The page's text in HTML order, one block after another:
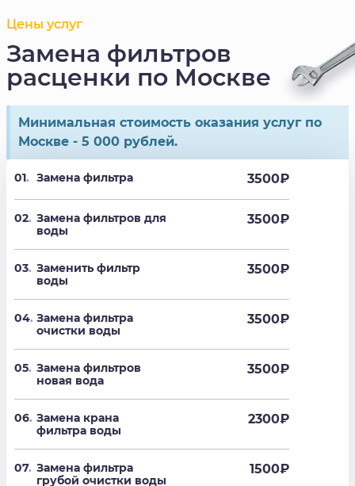
Цены услуг
Замена фильтров
расценки по Москве
Минимальная стоимость оказания услуг по
Москве - 5 000 рублей.
01. Замена фильтра 3500₽
02. Замена фильтров для
воды
3500₽
03. Заменить фильтр
воды
3500₽
04. Замена фильтра
очистки воды
3500₽
05. Замена фильтров
новая вода
3500₽
06. Замена крана
фильтра воды
2300₽
07. Замена фильтра
грубой очистки воды
1500₽